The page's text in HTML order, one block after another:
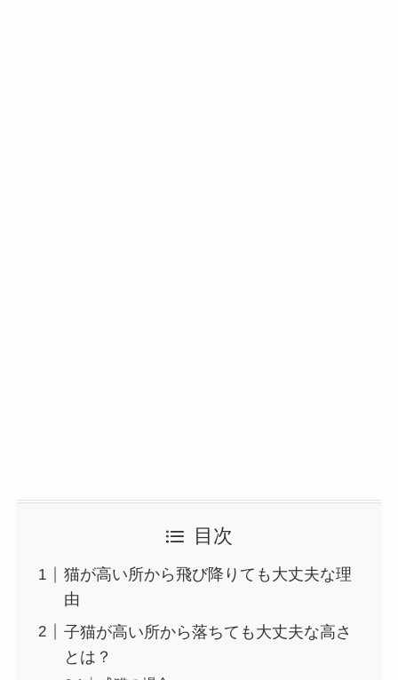
目次
猫が高い所から飛び降りても大丈夫な理
由
子猫が高い所から落ちても大丈夫な高さ
とは？